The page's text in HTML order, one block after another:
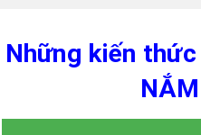
Những kiến